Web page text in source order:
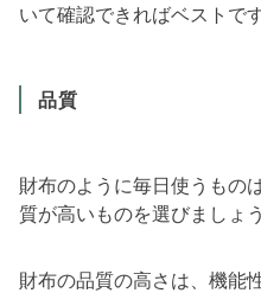
いて確認できればベストです
品質
財布のように毎日使うもの
質が高いものを選びましょう
財布の品質の高さは、機能